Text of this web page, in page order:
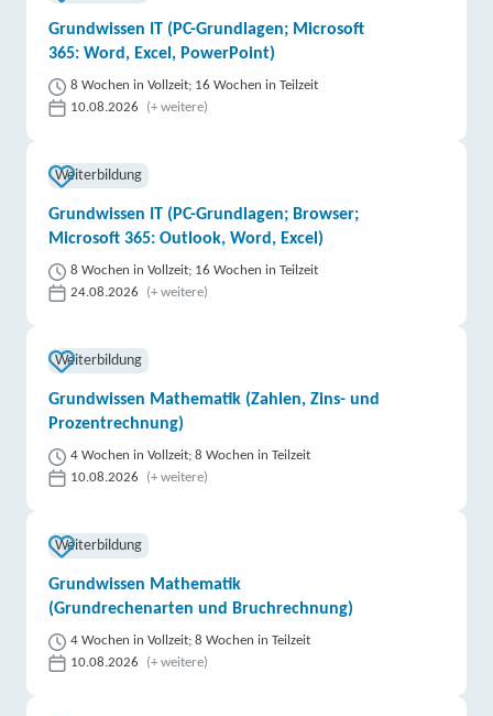
Grundwissen IT (PC-Grundlagen; Microsoft
365: Word, Excel, PowerPoint)
8 Wochen in Vollzeit; 16 Wochen in Teilzeit
10.08.2026
(+ weitere)
Weiterbildung
Grundwissen IT (PC-Grundlagen; Browser;
Microsoft 365: Outlook, Word, Excel)
8 Wochen in Vollzeit; 16 Wochen in Teilzeit
24.08.2026
(+ weitere)
Weiterbildung
Grundwissen Mathematik (Zahlen, Zins- und
Prozentrechnung)
4 Wochen in Vollzeit; 8 Wochen in Teilzeit
10.08.2026
(+ weitere)
Weiterbildung
Grundwissen Mathematik
(Grundrechenarten und Bruchrechnung)
4 Wochen in Vollzeit; 8 Wochen in Teilzeit
10.08.2026
(+ weitere)